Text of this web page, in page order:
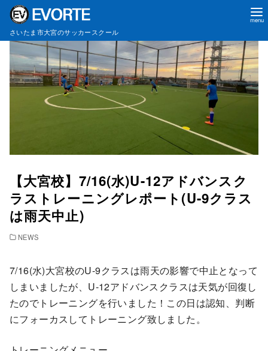
ンさいたま市大宮のサッカースクール
【大宮校】7/16(水)U-12アドバンスク
ラストレーニングレポート(U-9クラス
は雨天中止)
NEWS
7/16(水)大宮校のU-9クラスは雨天の影響で中止となって
しまいましたが、U-12アドバンスクラスは天気が回復し
たのでトレーニングを行いました！この日は認知、判断
にフォーカスしてトレーニング致しました。